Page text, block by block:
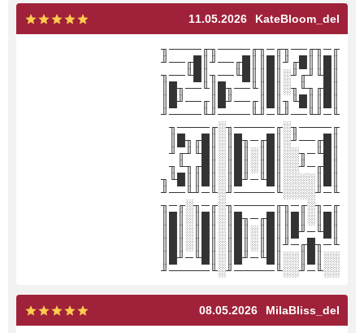
KateBloom_del
11.05.2026
╓─╖╓──╖╓─╖╓────╖╓────╖
║█║║█╓╜║█║║█╓──╜║█╓──╜
║█╙╜╓╜░║█║║█╙──╖║█╙──╖
║█╓╖╙╖░║█║╙──╖█║╙──╖█║
║█║║█╙╖║█║╓──╜█║╓──╜█║
╙─╜╙──╜╙─╜╙────╜╙────╜
╓────╖░╓─────╖░╓────╖
║█╓──╜░║█╓─╖█║░║█╓╖█║
║█╙─╖░░║█║░║█║░║█╙╜╓╜
║█╓─╜░░║█║░║█║░║█╓╖╙╖
║█║░░░░║█╙─╜█║░║█║║█╙╖
╙─╜░░░░╙─────╜░╙─╜╙──╜
╓─╖░╓─╖╓─────╖░╓─╖░╓─╖
║█║░║█║║█╓─╖█║░║█║░║█║
║█╙─╜█║║█║░║█║░║█║░║█║
╙─╖█╓─╜║█║░║█║░║█║░║█║
░░║█║░░║█╙─╜█║░║█╙─╜█║
░░╙─╜░░╙─────╜░╙─────╜
MilaBliss_del
08.05.2026